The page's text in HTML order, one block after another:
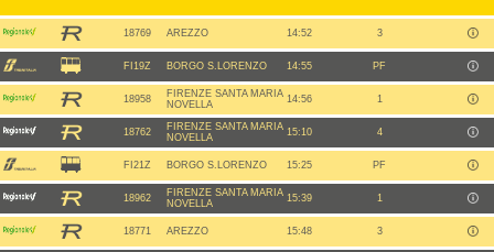
18769 AREZZO 14:52 3
FI19Z BORGO S.LORENZO 14:55 PF
18958
FIRENZE SANTA MARIA
NOVELLA
14:56 1
18762
FIRENZE SANTA MARIA
NOVELLA
15:10 4
FI21Z BORGO S.LORENZO 15:25 PF
18962
FIRENZE SANTA MARIA
NOVELLA
15:39 1
18771 AREZZO 15:48 3